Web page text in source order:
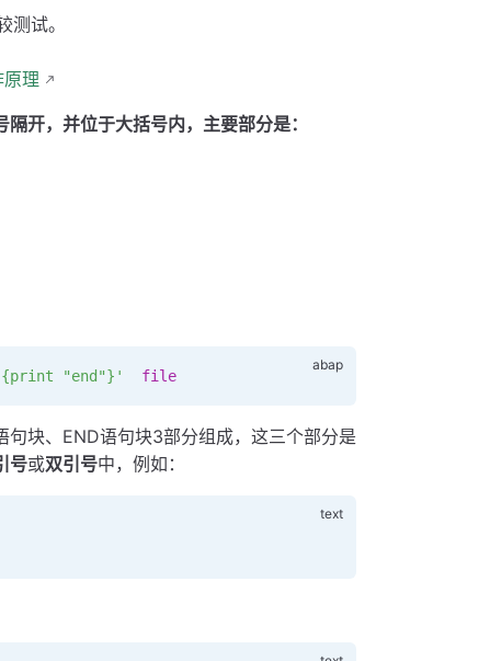
试。
理
开，并位于大括号内，主要部分是：
{print "end"}'
  file
块、END语句块3部分组成，这三个部分是
号或双引号中，例如：